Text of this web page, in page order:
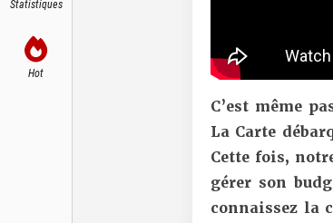
Statistiques
Hot
C’est même
La Carte
Cette fois,
gérer son
connaissez la